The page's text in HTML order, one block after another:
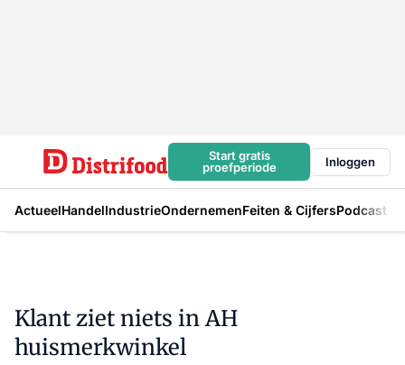
Start gratis
proefperiode
Inloggen
ActueelHandelIndustrieOndernemenFeiten & CijfersPodcast
Klant ziet niets in AH
huismerkwinkel